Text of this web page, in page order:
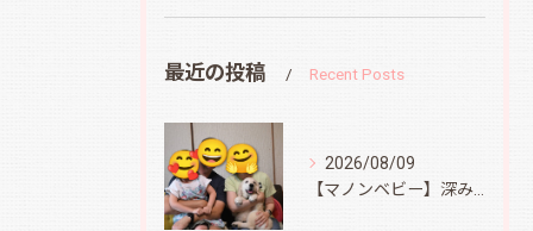
最近の投稿 Recent Posts
2026/08/09